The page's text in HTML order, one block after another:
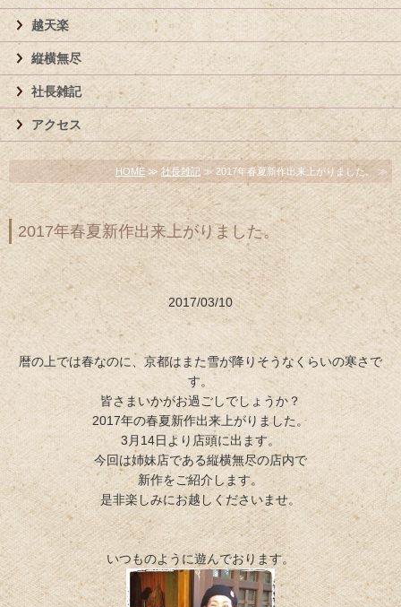
越天楽
縦横無尽
社長雑記
アクセス
HOME ≫ 社長雑記 ≫ 2017年春夏新作出来上がりました。 ≫
2017年春夏新作出来上がりました。
2017/03/10
暦の上では春なのに、京都はまた雪が降りそうなくらいの寒さで
す。
皆さまいかがお過ごしでしょうか？
2017年の春夏新作出来上がりました。
3月14日より店頭に出ます。
今回は姉妹店である縦横無尽の店内で
新作をご紹介します。
是非楽しみにお越しくださいませ。
いつものように遊んでおります。